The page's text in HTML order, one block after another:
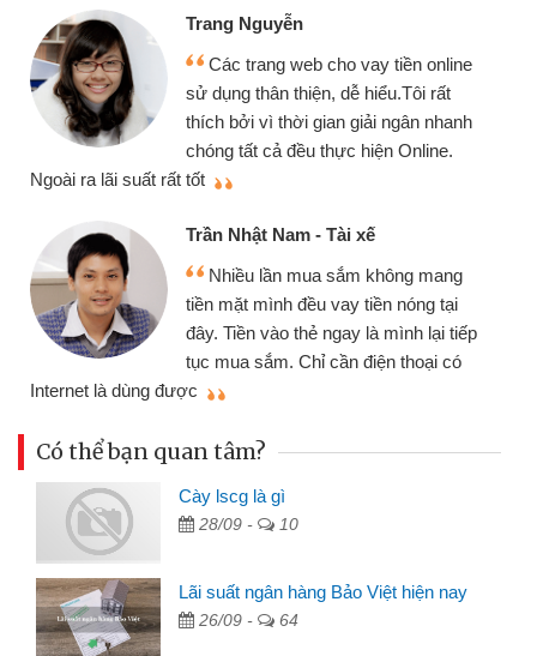
Đoàn Hữu Cảnh
Mình cần tiền gấp nên định cầm cố
chiếc xe wave nhưng thật may đã có
gói vay tiền bằng CMND online không
cần gặp mặt nên rất tiện lợi, sẽ giới
thiệu cho bạn bè biết
Cấn Văn Lực - Tạp hóa
Tôi kinh doanh buôn bán nhỏ lẻ
nhiều lúc cần vốn nhập hàng, nhờ biết
đến website qua bạn bè giới thiệu tôi
đã giải quyết được công việc của
Có thể bạn quan tâm?
Cày lscg là gì
28/09 - 10
Lãi suất ngân hàng Bảo Việt hiện nay
26/09 - 64